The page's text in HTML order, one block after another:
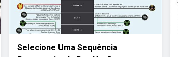
Selecione Uma Sequência